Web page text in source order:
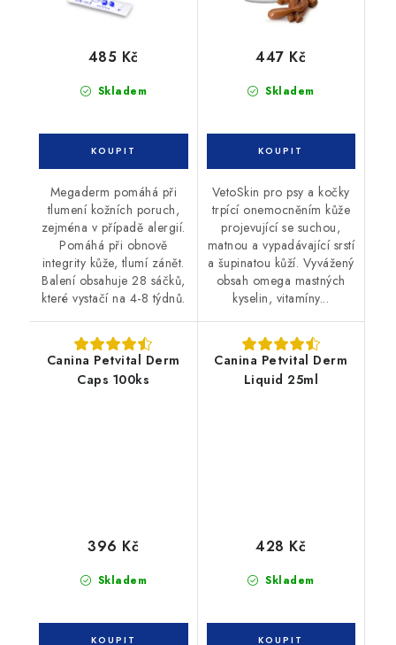
Skladem
485 Kč
Megaderm pomáhá při
tlumení kožních poruch,
zejména v případě alergií.
Pomáhá při obnově
integrity kůže, tlumí zánět.
Balení obsahuje 28 sáčků,
které vystačí na 4-8 týdnů.
Skladem
447 Kč
VetoSkin pro psy a kočky
trpící onemocněním kůže
projevující se suchou,
matnou a vypadávající srstí
a šupinatou kůží. Vyvážený
obsah omega mastných
kyselin, vitamíny...
Canina Petvital Derm
Caps 100ks
Skladem
396 Kč
Canina Petvital Derm
Liquid 25ml
Skladem
428 Kč